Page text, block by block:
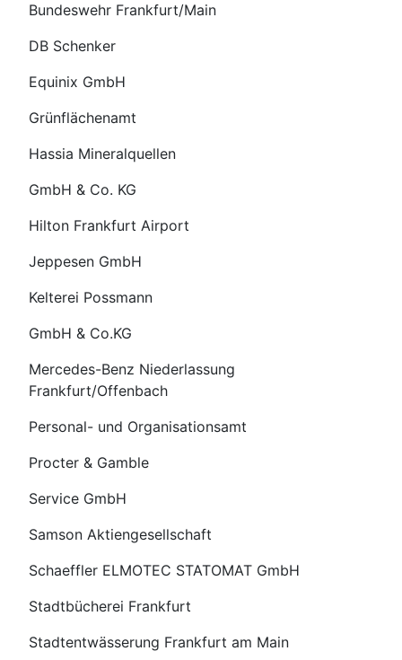
Bundeswehr Frankfurt/Main
DB Schenker
Equinix GmbH
Grünflächenamt
Hassia Mineralquellen
GmbH & Co. KG
Hilton Frankfurt Airport
Jeppesen GmbH
Kelterei Possmann
GmbH & Co.KG
Mercedes-Benz Niederlassung
Frankfurt/Offenbach
Personal- und Organisationsamt
Procter & Gamble
Service GmbH
Samson Aktiengesellschaft
Schaeffler ELMOTEC STATOMAT GmbH
Stadtbücherei Frankfurt
Stadtentwässerung Frankfurt am Main